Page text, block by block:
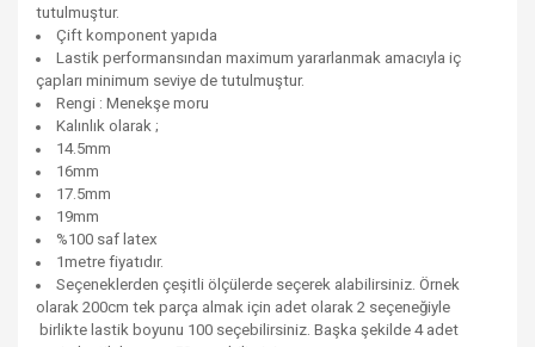
tutulmuştur.
Çift komponent yapıda
Lastik performansından maximum yararlanmak amacıyla iç
çapları minimum seviye de tutulmuştur.
Rengi : Menekşe moru
Kalınlık olarak ;
14.5mm
16mm
17.5mm
19mm
%100 saf latex
1metre fiyatıdır.
Seçeneklerden çeşitli ölçülerde seçerek alabilirsiniz. Örnek
olarak 200cm tek parça almak için adet olarak 2 seçeneğiyle
birlikte lastik boyunu 100 seçebilirsiniz. Başka şekilde 4 adet